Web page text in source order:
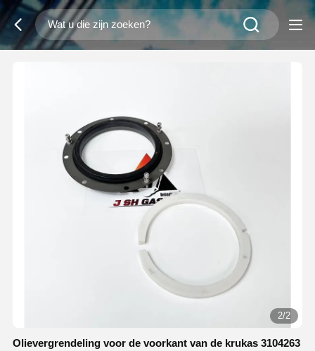
2/2
Olievergrendeling voor de voorkant van de krukas 3104263